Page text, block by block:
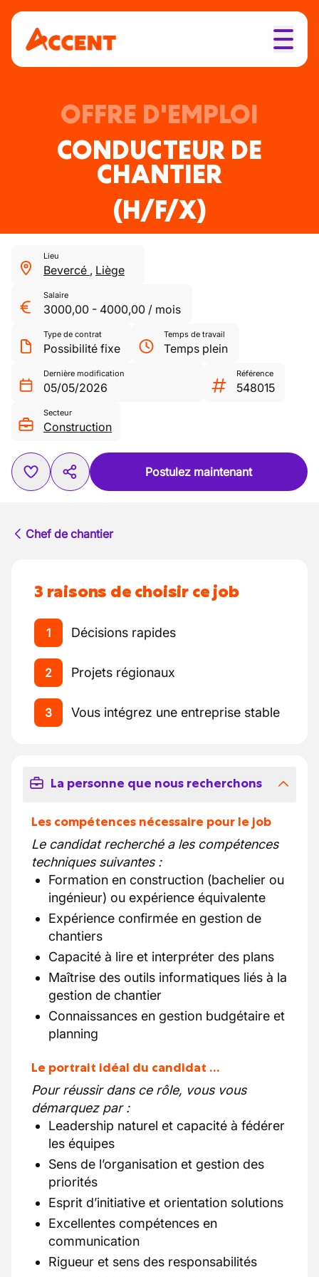
OFFRE D'EMPLOI
CONDUCTEUR DE
CHANTIER
(H/F/X)
Lieu
Bevercé , Liège
Salaire
3000,00 - 4000,00 / mois
Type de contrat
Possibilité fixe
Temps de travail
Temps plein
Dernière modification
05/05/2026
Référence
548015
Secteur
Construction
Postulez maintenant
Chef de chantier
3 raisons de choisir ce job
1 Décisions rapides
2 Projets régionaux
3 Vous intégrez une entreprise stable
La personne que nous recherchons
Les compétences nécessaire pour le job
Le candidat recherché a les compétences
techniques suivantes :
Formation en construction (bachelier ou
ingénieur) ou expérience équivalente
Expérience confirmée en gestion de
chantiers
Capacité à lire et interpréter des plans
Maîtrise des outils informatiques liés à la
gestion de chantier
Connaissances en gestion budgétaire et
planning
Le portrait idéal du candidat …
Pour réussir dans ce rôle, vous vous
démarquez par :
Leadership naturel et capacité à fédérer
les équipes
Sens de l’organisation et gestion des
priorités
Esprit d’initiative et orientation solutions
Excellentes compétences en
communication
Rigueur et sens des responsabilités